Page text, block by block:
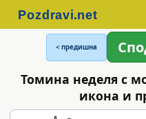
< предишна
Томина неделя с
икона и